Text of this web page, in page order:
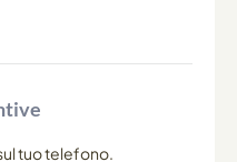
tuo telefono.